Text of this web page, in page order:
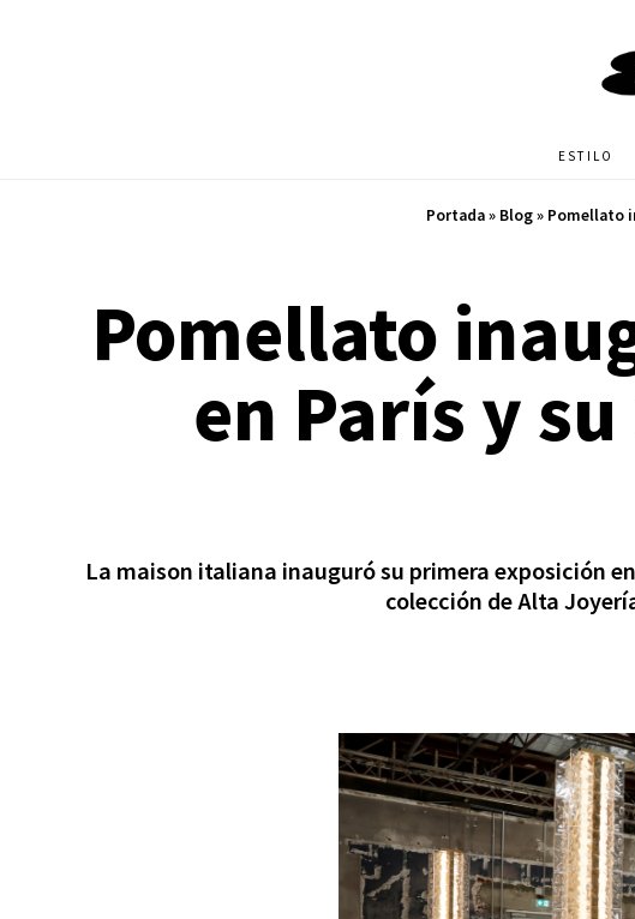
ESTILO
Portada» Blog» Pomellato
Pomellato
en París y
La maison italiana inauguró su primera exposición
colección de Alta